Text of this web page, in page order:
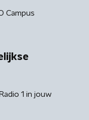
Campus
1 in jouw